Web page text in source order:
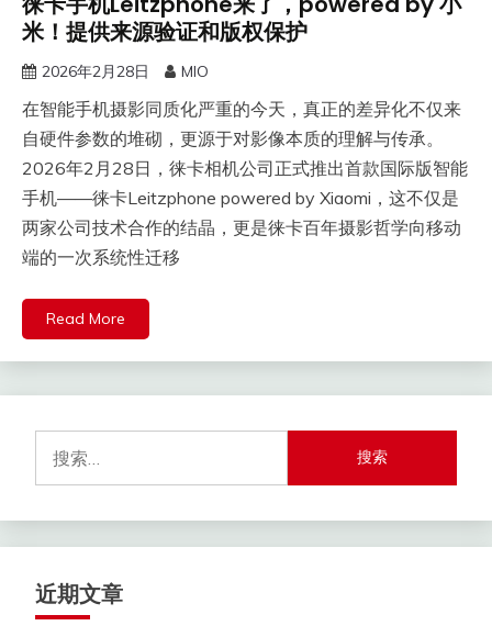
米！提供来源验证和版权保护
2026年2月28日 MIO
在智能手机摄影同质化严重的今天，真正的差异化不仅来
自硬件参数的堆砌，更源于对影像本质的理解与传承。
2026年2月28日，徕卡相机公司正式推出首款国际版智能
手机——徕卡Leitzphone powered by Xiaomi，这不仅是
两家公司技术合作的结晶，更是徕卡百年摄影哲学向移动
端的一次系统性迁移
Read More
索：
近期文章